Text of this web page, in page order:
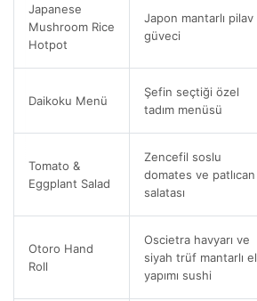
Japanese
Mushroom Rice
Hotpot
Japon mantarlı pilav
güveci
Daikoku Menü
Şefin seçtiği özel
tadım menüsü
Tomato &
Eggplant Salad
Zencefil soslu
domates ve patlıcan
salatası
Otoro Hand
Roll
Oscietra havyarı ve
siyah trüf mantarlı el
yapımı sushi